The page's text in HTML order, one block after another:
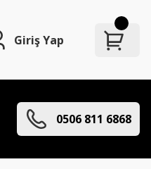
Giriş Yap
0506 811 6868